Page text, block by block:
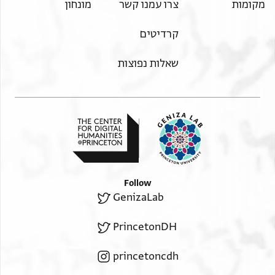
وفيروز وصاف
مـ]ـن سلمان وعلامته حـ[ ]
מקומות צרו עמנו קשר
קרדיטים
שאלות נפוצות
מונחון
Follow
GenizaLab
PrincetonDH
princetoncdh